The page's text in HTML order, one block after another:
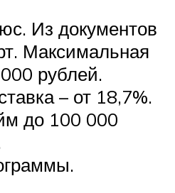
Из документов
Максимальная
рублей.
– от 18,7%.
до 100 000